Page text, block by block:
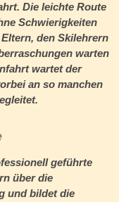
Die leichte Route
Schwierigkeiten
den Skilehrern
warten
wartet der
an so manchen
geführte
über die
und bildet die